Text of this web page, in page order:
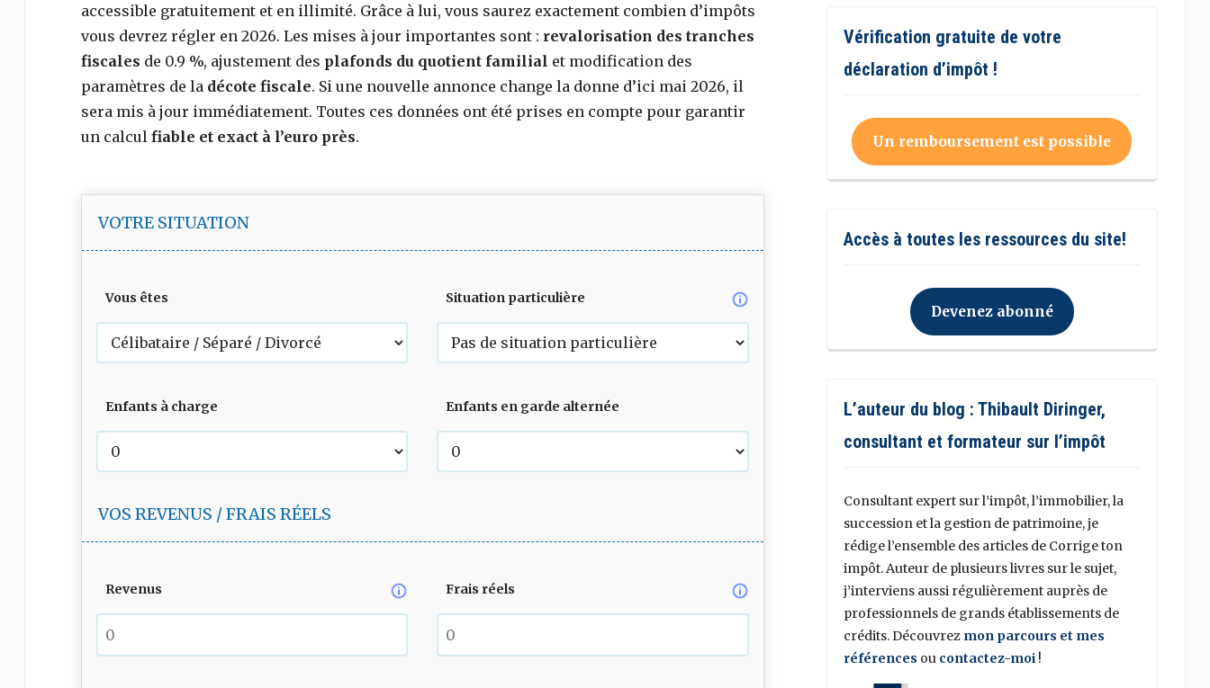
accessible gratuitement et en illimité. Grâce à lui, vous saurez exactement combien d’impôts
vous devrez régler en 2026. Les mises à jour importantes sont : revalorisation des tranches
fiscales de 0.9 %, ajustement des plafonds du quotient familial et modification des
paramètres de la décote fiscale. Si une nouvelle annonce change la donne d’ici mai 2026, il
sera mis à jour immédiatement. Toutes ces données ont été prises en compte pour garantir
un calcul fiable et exact à l’euro près.
VOTRE SITUATION
Vous êtes Situation particulière
Enfants à charge Enfants en garde alternée
VOS REVENUS / FRAIS RÉELS
Revenus Frais réels
Vérification gratuite de votre
déclaration d’impôt !
Un remboursement est possible
Accès à toutes les ressources du site!
Devenez abonné
L’auteur du blog : Thibault Diringer,
consultant et formateur sur l’impôt
Consultant expert sur l’impôt, l’immobilier, la
succession et la gestion de patrimoine, je
rédige l’ensemble des articles de Corrige ton
impôt. Auteur de plusieurs livres sur le sujet,
j’interviens aussi régulièrement auprès de
professionnels de grands établissements de
crédits. Découvrez mon parcours et mes
références ou contactez-moi!